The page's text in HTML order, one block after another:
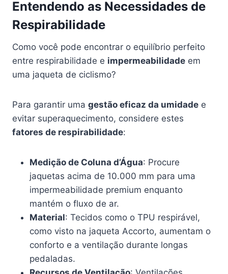
Entendendo as Necessidades de
Respirabilidade
Como você pode encontrar o equilíbrio perfeito
entre respirabilidade e impermeabilidade em
uma jaqueta de ciclismo?
Para garantir uma gestão eficaz da umidade e
evitar superaquecimento, considere estes
fatores de respirabilidade:
Medição de Coluna d’Água: Procure
jaquetas acima de 10.000 mm para uma
impermeabilidade premium enquanto
mantém o fluxo de ar.
Material: Tecidos como o TPU respirável,
como visto na jaqueta Accorto, aumentam o
conforto e a ventilação durante longas
pedaladas.